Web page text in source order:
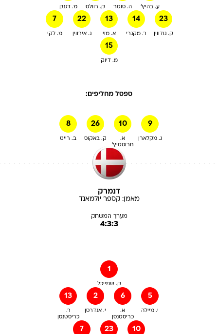
מ. דגנק ק. רוולס ה. סוטר ע. בהיץ'
7
מ. לקי
22
ג. אירווין
13
א. מוי
14
ר. מקגרי
23
ק. גודווין
15
מ. דיוק
ספסל מחליפים:
8
ב. רייט
26
ק. באקוס
10
א.
חרוסטיץ'
9
ג. מקלארן
דנמרק
מאמן:קספר יולמאנד
מערך המשחק
4:3:3
1
ק. שמייכל
13
ר.
כריסטנסן
2
י. אנדרסן
6
א.
כריסטנסן
5
י. מיילה
7 23 10